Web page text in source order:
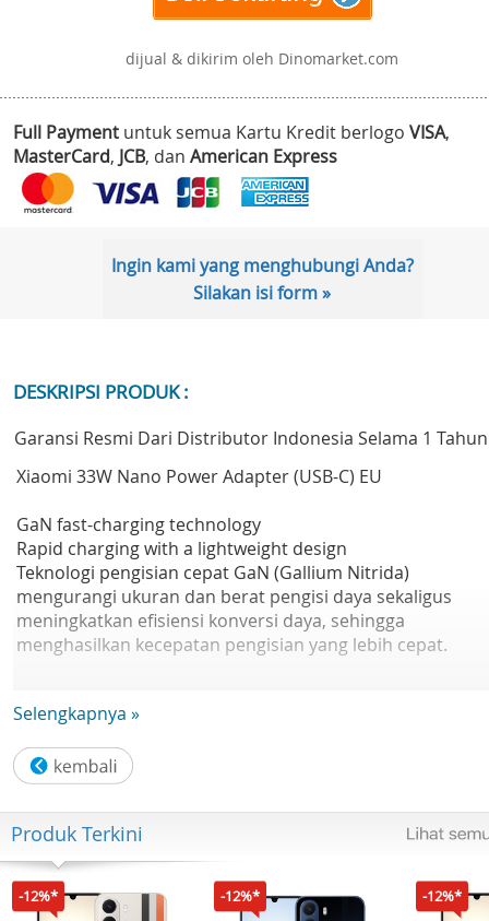
dijual & dikirim oleh Dinomarket.com
Full Payment untuk semua Kartu Kredit berlogo VISA,
MasterCard, JCB, dan American Express
Ingin kami yang menghubungi Anda?
Silakan isi form »
DESKRIPSI PRODUK :
Garansi Resmi Dari Distributor Indonesia Selama 1 Tahun
Xiaomi 33W Nano Power Adapter (USB-C) EU
GaN fast-charging technology
Rapid charging with a lightweight design
Teknologi pengisian cepat GaN (Gallium Nitrida)
mengurangi ukuran dan berat pengisi daya sekaligus
meningkatkan efisiensi konversi daya, sehingga
menghasilkan kecepatan pengisian yang lebih cepat.
Compatible with mainstream brands
menyediakan pengisian daya cepat hingga 33W untuk
ponsel pintar dan tablet Xiaomi.
Chip pintar terintegrasi ini secara otomatis mendeteksi
perangkat yang terhubung dan mendukung protokol
pengisian cepat QC/PD/PPS. Chip ini tidak hanya
dioptimalkan untuk produk Xiaomi, tetapi juga
Selengkapnya »
Produk Terkini
-12%* -12%* -12%*